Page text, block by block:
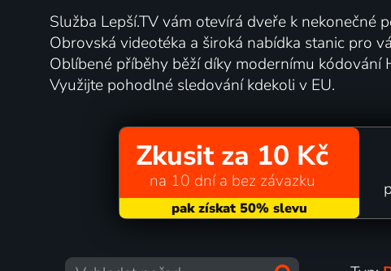
Služba Lepší.TV vám otevírá dveře k nekonečné
Obrovská videotéka a široká nabídka stanic pro
Oblíbené příběhy běží díky modernímu
Využijte pohodlné sledování kdekoli v EU.
Zkusit za 10 Kč
na 10 dní a bez závazku